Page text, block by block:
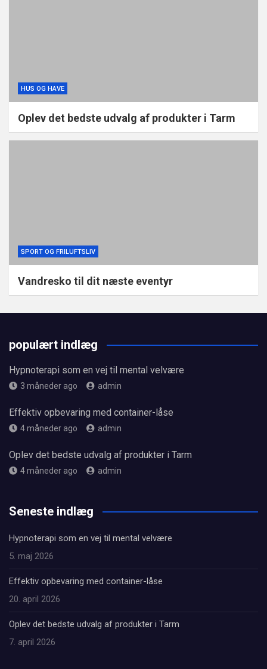
HUS OG HAVE
Oplev det bedste udvalg af produkter i Tarm
SPORT OG FRILUFTSLIV
Vandresko til dit næste eventyr
populært indlæg
Hypnoterapi som en vej til mental velvære
3 måneder ago admin
Effektiv opbevaring med container-låse
4 måneder ago admin
Oplev det bedste udvalg af produkter i Tarm
4 måneder ago admin
Seneste indlæg
Hypnoterapi som en vej til mental velvære
5. maj 2026
Effektiv opbevaring med container-låse
20. april 2026
Oplev det bedste udvalg af produkter i Tarm
7. april 2026